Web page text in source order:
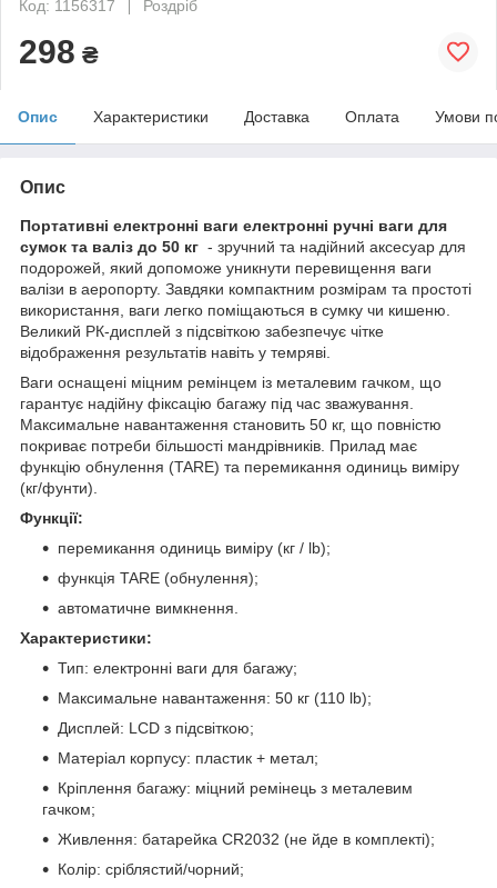
Код: 1156317
Роздріб
298 ₴
Опис Характеристики Доставка Оплата Умови
Опис
Портативні електронні ваги електронні ручні ваги для
сумок та валіз до 50 кг - зручний та надійний аксесуар для
подорожей, який допоможе уникнути перевищення ваги
валізи в аеропорту. Завдяки компактним розмірам та простоті
використання, ваги легко поміщаються в сумку чи кишеню.
Великий РК-дисплей з підсвіткою забезпечує чітке
відображення результатів навіть у темряві.
Ваги оснащені міцним ремінцем із металевим гачком, що
гарантує надійну фіксацію багажу під час зважування.
Максимальне навантаження становить 50 кг, що повністю
покриває потреби більшості мандрівників. Прилад має
функцію обнулення (TARE) та перемикання одиниць виміру
(кг/фунти).
Функції:
перемикання одиниць виміру (кг / lb);
функція TARE (обнулення);
автоматичне вимкнення.
Характеристики:
Тип: електронні ваги для багажу;
Максимальне навантаження: 50 кг (110 lb);
Дисплей: LCD з підсвіткою;
Матеріал корпусу: пластик + метал;
Кріплення багажу: міцний ремінець з металевим
гачком;
Живлення: батарейка CR2032 (не йде в комплекті);
Колір: сріблястий/чорний;